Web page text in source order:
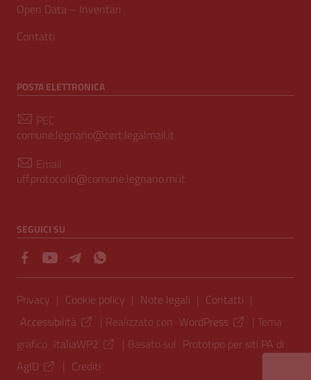
Open Data – Inventari
Contatti
POSTA ELETTRONICA
PEC
comune.legnano@cert.legalmail.it
Email
uff.protocollo@comune.legnano.mi.it
SEGUICI SU
Sezione Link Utili
Privacy | Cookie policy | Note legali | Contatti |
Accessibilità
| Realizzato con WordPress | Tema
grafico ItaliaWP2 | Basato sul Prototipo per siti PA di
AgID
| Crediti